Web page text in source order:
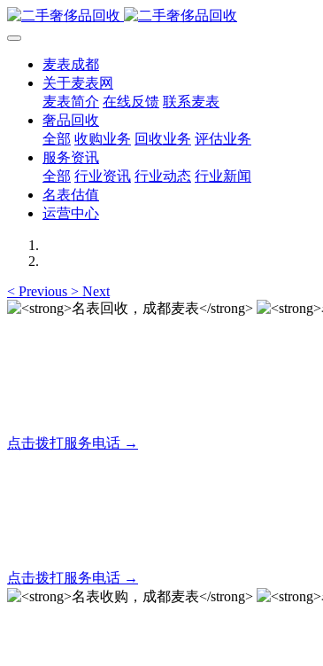
麦表成都
关于麦表网
麦表简介 在线反馈 联系麦表
奢品回收
全部 收购业务 回收业务 评估业务
服务资讯
全部 行业资讯 行业动态 行业新闻
名表估值
运营中心
< Previous > Next
点击拨打服务电话 →
点击拨打服务电话 →